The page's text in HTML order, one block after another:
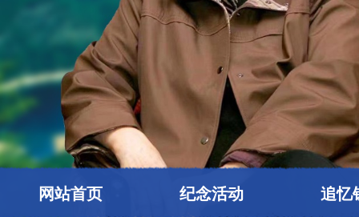
网站首页 纪念活动 追忆